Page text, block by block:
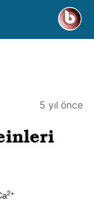
5 yıl önce